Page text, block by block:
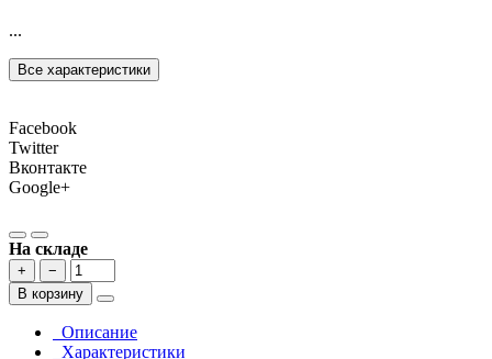
...
Все характеристики
Facebook
Twitter
Вконтакте
Google+
На складе
+
−
В корзину
Описание
Характеристики